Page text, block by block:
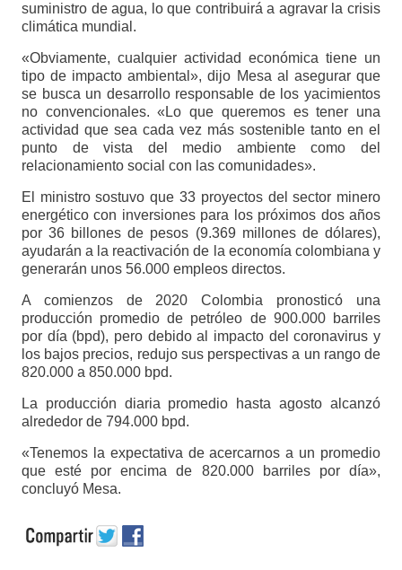
suministro de agua, lo que contribuirá a agravar la crisis
climática mundial.
«Obviamente, cualquier actividad económica tiene un
tipo de impacto ambiental», dijo Mesa al asegurar que
se busca un desarrollo responsable de los yacimientos
no convencionales. «Lo que queremos es tener una
actividad que sea cada vez más sostenible tanto en el
punto de vista del medio ambiente como del
relacionamiento social con las comunidades».
El ministro sostuvo que 33 proyectos del sector minero
energético con inversiones para los próximos dos años
por 36 billones de pesos (9.369 millones de dólares),
ayudarán a la reactivación de la economía colombiana y
generarán unos 56.000 empleos directos.
A comienzos de 2020 Colombia pronosticó una
producción promedio de petróleo de 900.000 barriles
por día (bpd), pero debido al impacto del coronavirus y
los bajos precios, redujo sus perspectivas a un rango de
820.000 a 850.000 bpd.
La producción diaria promedio hasta agosto alcanzó
alrededor de 794.000 bpd.
«Tenemos la expectativa de acercarnos a un promedio
que esté por encima de 820.000 barriles por día»,
concluyó Mesa.